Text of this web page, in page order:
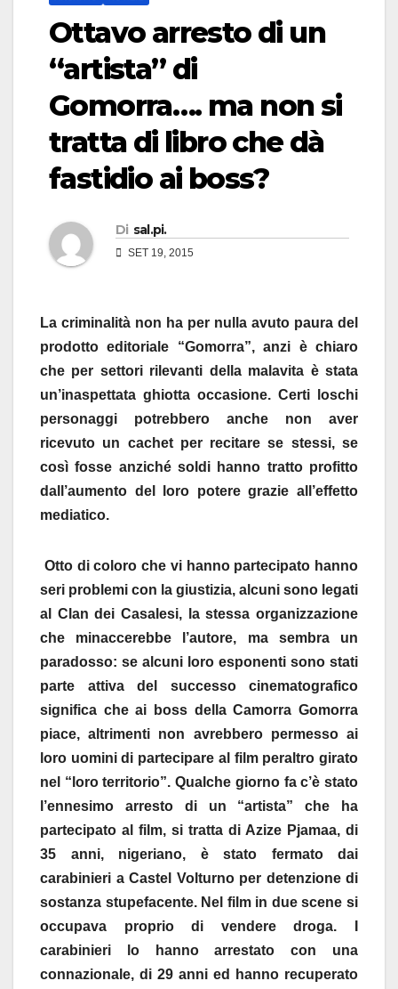
Ottavo arresto di un
“artista” di
Gomorra…. ma non si
tratta di libro che dà
fastidio ai boss?
Di sal.pi.
SET 19, 2015
La criminalità non ha per nulla avuto paura del
prodotto editoriale “Gomorra”, anzi è chiaro
che per settori rilevanti della malavita è stata
un’inaspettata ghiotta occasione. Certi loschi
personaggi potrebbero anche non aver
ricevuto un cachet per recitare se stessi, se
così fosse anziché soldi hanno tratto profitto
dall’aumento del loro potere grazie all’effetto
mediatico.
Otto di coloro che vi hanno partecipato hanno
seri problemi con la giustizia, alcuni sono legati
al Clan dei Casalesi, la stessa organizzazione
che minaccerebbe l’autore, ma sembra un
paradosso: se alcuni loro esponenti sono stati
parte attiva del successo cinematografico
significa che ai boss della Camorra Gomorra
piace, altrimenti non avrebbero permesso ai
loro uomini di partecipare al film peraltro girato
nel “loro territorio”. Qualche giorno fa c’è stato
l’ennesimo arresto di un “artista” che ha
partecipato al film, si tratta di Azize Pjamaa, di
35 anni, nigeriano, è stato fermato dai
carabinieri a Castel Volturno per detenzione di
sostanza stupefacente. Nel film in due scene si
occupava proprio di vendere droga. I
carabinieri lo hanno arrestato con una
connazionale, di 29 anni ed hanno recuperato